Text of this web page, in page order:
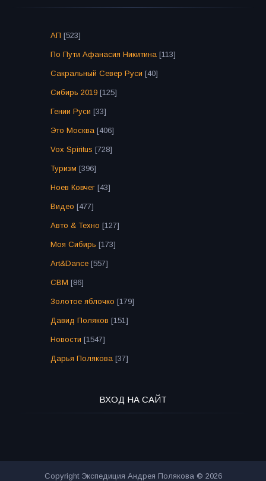
АП [523]
По Пути Афанасия Никитина [113]
Сакральный Север Руси [40]
Сибирь 2019 [125]
Гении Руси [33]
Это Москва [406]
Vox Spiritus [728]
Туризм [396]
Ноев Ковчег [43]
Видео [477]
Авто & Техно [127]
Моя Сибирь [173]
Art&Dance [557]
СВМ [86]
Золотое яблочко [179]
Давид Поляков [151]
Новости [1547]
Дарья Полякова [37]
ВХОД НА САЙТ
Copyright Экспедиция Андрея Полякова © 2026